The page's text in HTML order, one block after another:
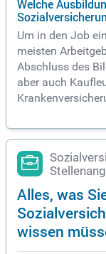
Welche
Um in den Job
meisten
Abschluss des
aber auch
Alles, was
wissen